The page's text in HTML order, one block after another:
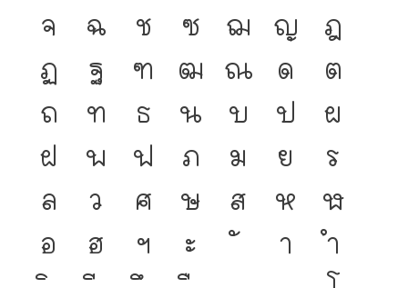
จ
ฉ ช ซ ฌ ญ ฎ
ฏ
ฐ ฑ ฒ ณ ด
ต
ถ
ท ธ น บ ป
ผ
ฝ
พ ฟ ภ ม ย
ร
ล
ว ศ ษ ส ห ฬ
อ
ฮ ฯ ะ า
ำ